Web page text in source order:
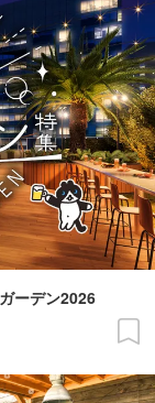
ーデン2026